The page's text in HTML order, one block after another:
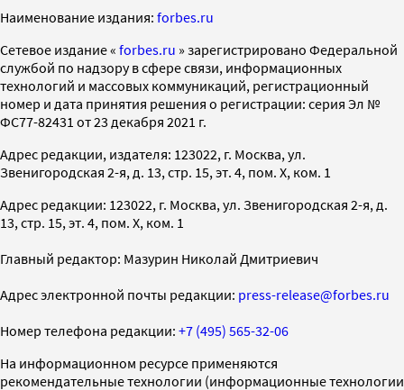
Наименование издания: forbes.ru
Cетевое издание « forbes.ru » зарегистрировано Федеральной
службой по надзору в сфере связи, информационных
технологий и массовых коммуникаций, регистрационный
номер и дата принятия решения о регистрации: серия Эл №
ФС77-82431 от 23 декабря 2021 г.
Адрес редакции, издателя: 123022, г. Москва, ул.
Звенигородская 2-я, д. 13, стр. 15, эт. 4, пом. X, ком. 1
Адрес редакции: 123022, г. Москва, ул. Звенигородская 2-я, д.
13, стр. 15, эт. 4, пом. X, ком. 1
Главный редактор: Мазурин Николай Дмитриевич
Адрес электронной почты редакции: press-release@forbes.ru
Номер телефона редакции: +7 (495) 565-32-06
На информационном ресурсе применяются
рекомендательные технологии (информационные технологии